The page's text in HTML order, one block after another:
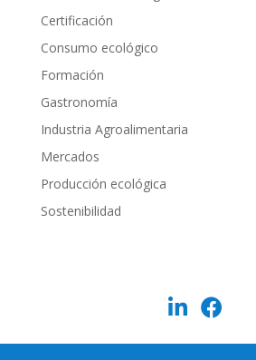
Certificación
Consumo ecológico
Formación
Gastronomía
Industria Agroalimentaria
Mercados
Producción ecológica
Sostenibilidad